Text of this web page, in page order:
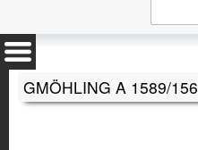
GMÖHLING A 1589/156